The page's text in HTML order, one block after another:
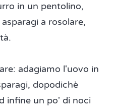
in un pentolino,
a rosolare,
adagiamo l'uovo in
dopodichè
infine un po' di noci